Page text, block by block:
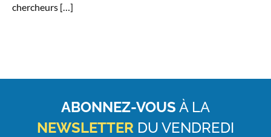
chercheurs […]
ABONNEZ-VOUS À LA
NEWSLETTER DU VENDREDI